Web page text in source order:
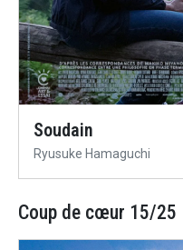
Soudain
Ryusuke Hamaguchi
Coup de cœur 15/25